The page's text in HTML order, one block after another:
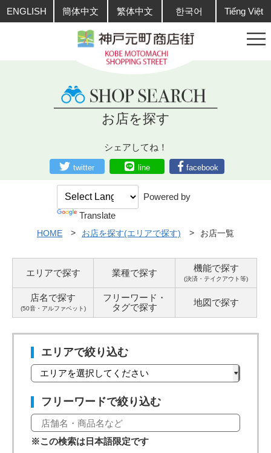
ENGLISH 簡体中文 繁体中文 한국어 Tiếng Việt
お店を探す
シェアしてね！
twitter line facebook
Powered by
Translate
HOME お店を探す(エリアで探す) お店一覧
エリアで探す 業種で探す 機能で探す
(決済・テイクアウト等)
店名で探す
(50音・アルファベット)
フリーワード・
タグで探す 地図で探す
エリアで絞り込む
フリーワードで絞り込む
※この検索は日本語限定です